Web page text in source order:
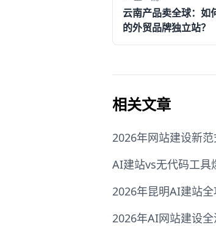
云南产品卖全球：如
的外贸品牌独立站？
相关文章
2026年网站建设新
AI建站vs无代码工具
2026年昆明AI建站
2026年AI网站建设